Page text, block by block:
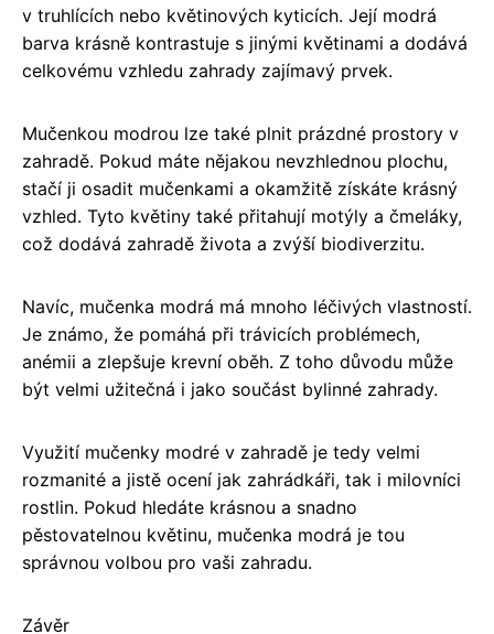
v truhlících nebo květinových kyticích. Její modrá
barva krásně kontrastuje s jinými květinami a dodává
celkovému vzhledu zahrady zajímavý prvek.
Mučenkou modrou lze také plnit prázdné prostory v
zahradě. Pokud máte nějakou nevzhlednou plochu,
stačí ji osadit mučenkami a okamžitě získáte krásný
vzhled. Tyto květiny také přitahují motýly a čmeláky,
což dodává zahradě života a zvýší biodiverzitu.
Navíc, mučenka modrá má mnoho léčivých vlastností.
Je známo, že pomáhá při trávicích problémech,
anémii a zlepšuje krevní oběh. Z toho důvodu může
být velmi užitečná i jako součást bylinné zahrady.
Využití mučenky modré v zahradě je tedy velmi
rozmanité a jistě ocení jak zahrádkáři, tak i milovníci
rostlin. Pokud hledáte krásnou a snadno
pěstovatelnou květinu, mučenka modrá je tou
správnou volbou pro vaši zahradu.
Závěr